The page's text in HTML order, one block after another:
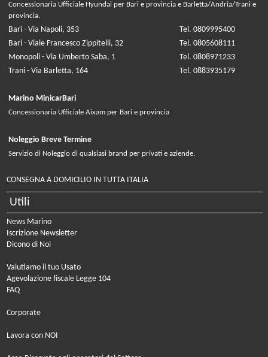
Concessionaria Ufficiale Hyundai per Bari e provincia e Barletta/Andria/Trani e
provincia.
Bari - Via Napoli, 353
Tel. 0809995400
Bari - Viale Francesco Zippitelli, 32
Tel. 0805608111
Monopoli - Via Umberto Saba, 1
Tel. 0808971233
Trani - Via Barletta, 164
Tel. 0883935179
Marino MinicarBari
Concessionaria Ufficiale Aixam per Bari e provincia
Noleggio Breve Termine
Servizio di Noleggio di qualsiasi brand per privati e aziende.
CONSEGNA A DOMICILIO IN TUTTA ITALIA
Utili
News Marino
Iscrizione Newsletter
Dicono di Noi
Valutiamo il tuo Usato
Agevolazione fiscale Legge 104
FAQ
Corporate
Lavora con NOI